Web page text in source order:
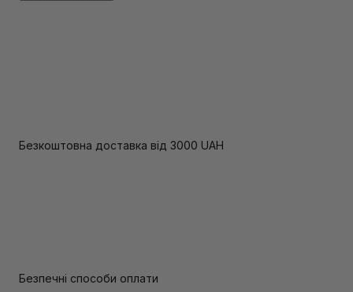
Безкоштовна доставка від 3000 UAH
Безпечні способи оплати